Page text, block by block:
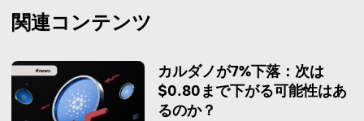
関連コンテンツ
カルダノが7%下落：次は
$0.80まで下がる可能性はあ
るのか？